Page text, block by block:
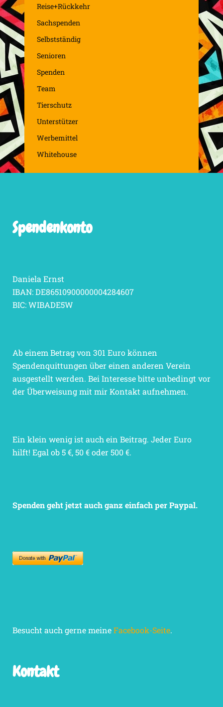
Reise+Rückkehr
Sachspenden
Selbstständig
Senioren
Spenden
Team
Tierschutz
Unterstützer
Werbemittel
Whitehouse
Spendenkonto
Daniela Ernst
IBAN: DE86510900000004284607
BIC: WIBADE5W
Ab einem Betrag von 301 Euro können
Spendenquittungen über einen anderen Verein
ausgestellt werden. Bei Interesse bitte unbedingt vor
der Überweisung mit mir Kontakt aufnehmen.
Ein klein wenig ist auch ein Beitrag. Jeder Euro
hilft! Egal ob 5 €, 50 € oder 500 €.
Spenden geht jetzt auch ganz einfach per Paypal.
Besucht auch gerne meineFacebook-Seite.
Kontakt